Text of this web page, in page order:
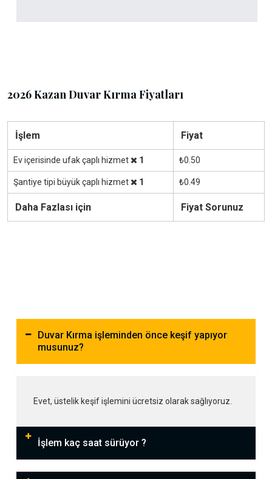
2026 Kazan Duvar Kırma Fiyatları
İşlem Fiyat
Ev içerisinde ufak çaplı hizmet 1 ₺0.50
Şantiye tipi büyük çaplı hizmet 1 ₺0.49
Daha Fazlası için Fiyat Sorunuz
Duvar Kırma işleminden önce keşif yapıyor
musunuz?
Evet, üstelik keşif işlemini ücretsiz olarak sağlıyoruz.
İşlem kaç saat sürüyor ?